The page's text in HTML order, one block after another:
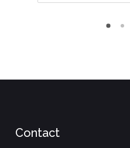
Contact